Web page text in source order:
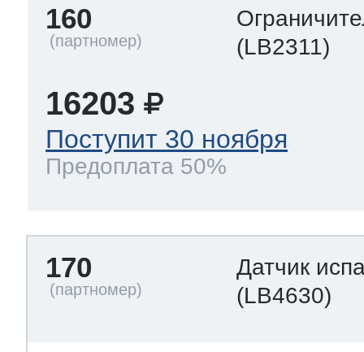
160
(LB2311)
16203
Поступит 30 ноября
Предоплата 50%
170
Датчик
(LB4630)